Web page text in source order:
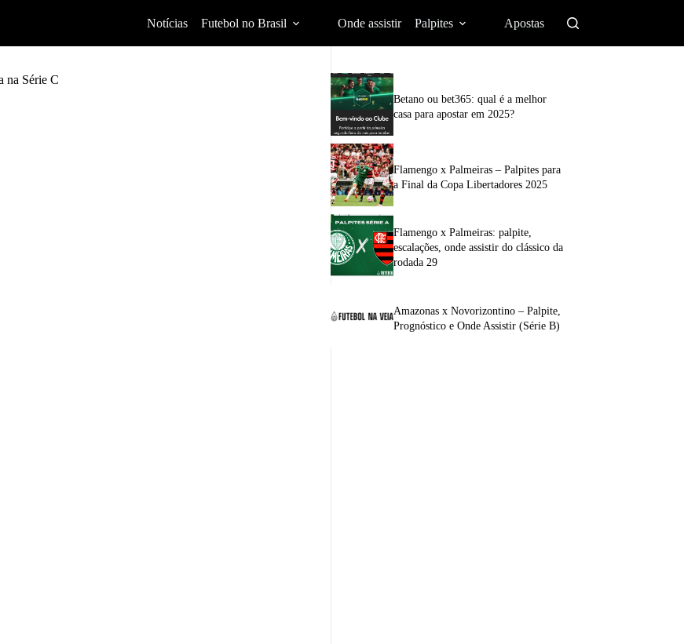
Notícias Futebol no Brasil Onde assistir Palpites Apostas
na Série C
Betano ou bet365: qual é a melhor
casa para apostar em 2025?
Flamengo x Palmeiras – Palpites para
a Final da Copa Libertadores 2025
Flamengo x Palmeiras: palpite,
escalações, onde assistir do clássico da
rodada 29
Amazonas x Novorizontino – Palpite,
Prognóstico e Onde Assistir (Série B)